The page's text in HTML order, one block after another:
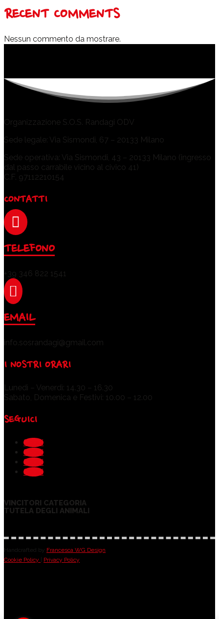
RECENT COMMENTS
Nessun commento da mostrare.
Organizzazione S.O.S. Randagi ODV
Sede legale: Via Sismondi, 67 – 20133 Milano
Sede operativa: Via Sismondi, 43 – 20133 Milano (ingresso
dal passo carrabile vicino al civico 41)
C.F. 97112210154
CONTATTI

TELEFONO
+39 346 822 1541

EMAIL
info.sosrandagi@gmail.com
I NOSTRI ORARI
Lunedì – Venerdì: 14.30 – 16.30
Sabato, Domenica e Festivi: 10.00 – 12.00
SEGUICI
Segui
Segui
Segui
Segui
VINCITORI CATEGORIA
TUTELA DEGLI ANIMALI
Handcrafted by Francesca WG Design
Cookie Policy
Privacy Policy